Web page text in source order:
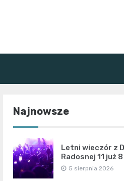
Najnowsze
Letni wieczór z
Radosnej 11 już
5 sierpnia 2026